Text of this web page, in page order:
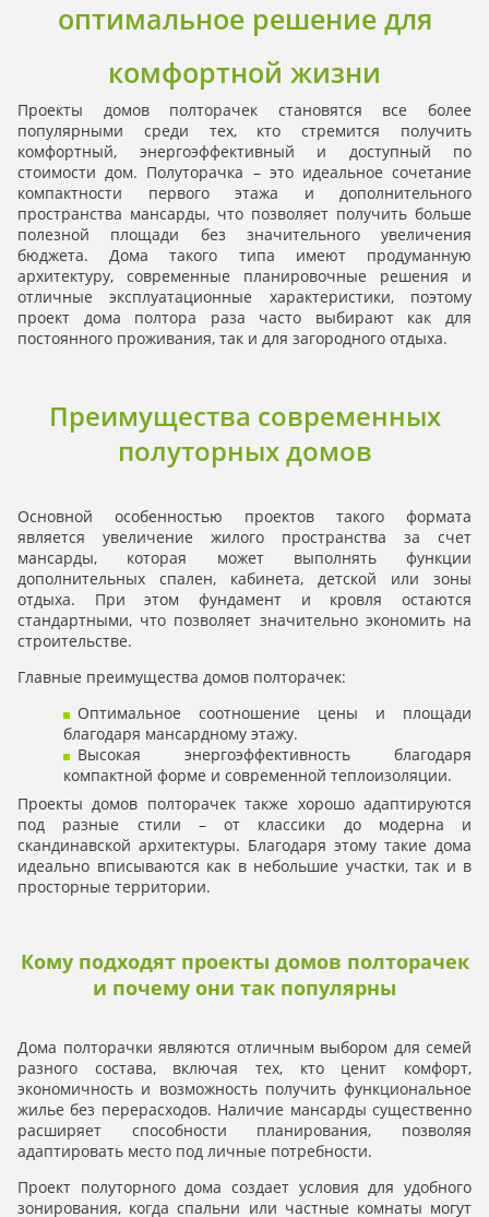
оптимальное решение для
комфортной жизни
Проекты домов полторачек становятся все более
популярными среди тех, кто стремится получить
комфортный, энергоэффективный и доступный по
стоимости дом. Полуторачка – это идеальное сочетание
компактности первого этажа и дополнительного
пространства мансарды, что позволяет получить больше
полезной площади без значительного увеличения
бюджета. Дома такого типа имеют продуманную
архитектуру, современные планировочные решения и
отличные эксплуатационные характеристики, поэтому
проект дома полтора раза часто выбирают как для
постоянного проживания, так и для загородного отдыха.
Преимущества современных
полуторных домов
Основной особенностью проектов такого формата
является увеличение жилого пространства за счет
мансарды, которая может выполнять функции
дополнительных спален, кабинета, детской или зоны
отдыха. При этом фундамент и кровля остаются
стандартными, что позволяет значительно экономить на
строительстве.
Главные преимущества домов полторачек:
Оптимальное соотношение цены и площади
благодаря мансардному этажу.
Высокая энергоэффективность благодаря
компактной форме и современной теплоизоляции.
Проекты домов полторачек также хорошо адаптируются
под разные стили – от классики до модерна и
скандинавской архитектуры. Благодаря этому такие дома
идеально вписываются как в небольшие участки, так и в
просторные территории.
Кому подходят проекты домов полторачек
и почему они так популярны
Дома полторачки являются отличным выбором для семей
разного состава, включая тех, кто ценит комфорт,
экономичность и возможность получить функциональное
жилье без перерасходов. Наличие мансарды существенно
расширяет способности планирования, позволяя
адаптировать место под личные потребности.
Проект полуторного дома создает условия для удобного
зонирования, когда спальни или частные комнаты могут